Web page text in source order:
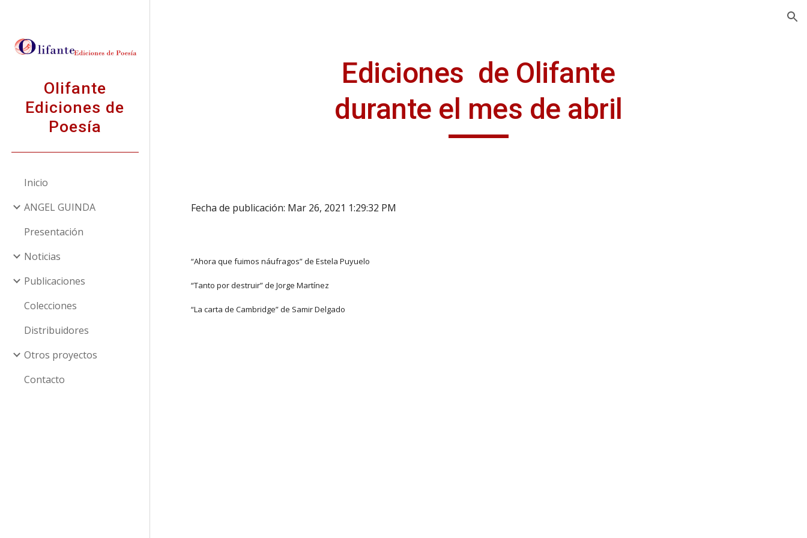
Olifante
Ediciones de
Poesía
Inicio
ANGEL GUINDA
Presentación
Noticias
Publicaciones
Colecciones
Distribuidores
Otros proyectos
Contacto
Ediciones de Olifante
durante el mes de abril
Fecha de publicación: Mar 26, 2021 1:29:32 PM
“Ahora que fuimos náufragos” de Estela Puyuelo
“Tanto por destruir” de Jorge Martínez
“La carta de Cambridge” de Samir Delgado